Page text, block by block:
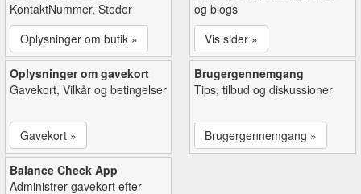
KontaktNummer, Steder
Oplysninger om butik »
og blogs
Vis sider »
Oplysninger om gavekort
Gavekort, Vilkår og betingelser
Gavekort »
Brugergennemgang
Tips, tilbud og diskussioner
Brugergennemgang »
Balance Check App
Administrer gavekort efter